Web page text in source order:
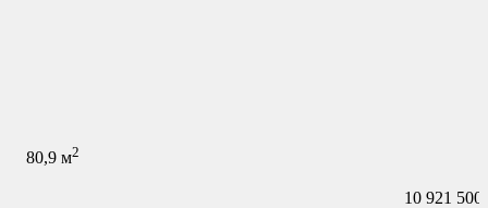
80,9 м2
10 921 500